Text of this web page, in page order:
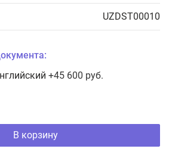
UZDST00010
+45 600 руб.
В корзину